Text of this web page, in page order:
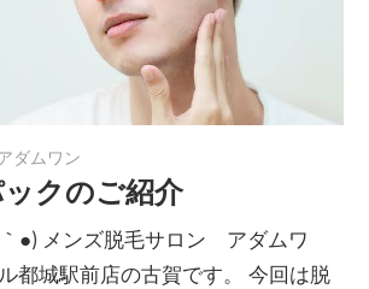
ダムワン
クのご紹介
●) メンズ脱毛サロン アダムワ
都城駅前店の古賀です。 今回は脱